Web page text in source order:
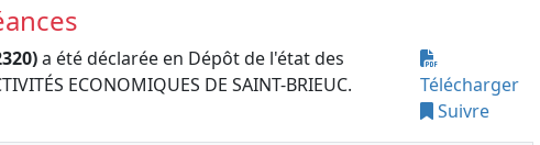
a été déclarée en Dépôt de l'état des
ECONOMIQUES DE SAINT-BRIEUC.
Télécharger
Suivre